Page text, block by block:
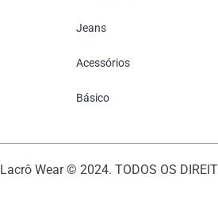
Jeans
Acessórios
Básico
Lacrô Wear © 2024. TODOS OS